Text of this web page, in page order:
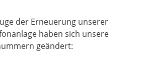
der Erneuerung unserer
haben sich unsere
geändert: